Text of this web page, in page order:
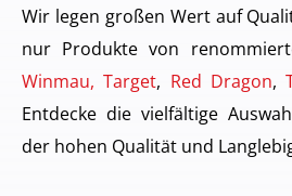
Wir legen großen Wert auf
nur Produkte von
Winmau, Target, Red Dragon,
Entdecke die vielfältige
der hohen Qualität und